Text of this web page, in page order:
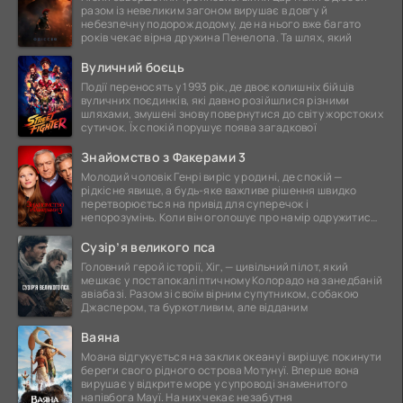
разом із невеликим загоном вирушає в довгу й
небезпечну подорож додому, де на нього вже багато
років чекає вірна дружина Пенелопа. Та шлях, який
Вуличний боєць
Події переносять у 1993 рік, де двоє колишніх бійців
вуличних поєдинків, які давно розійшлися різними
шляхами, змушені знову повернутися до світу жорстоких
сутичок. Їх спокій порушує поява загадкової
Знайомство з Факерами 3
Молодий чоловік Генрі виріс у родині, де спокій —
рідкісне явище, а будь-яке важливе рішення швидко
перетворюється на привід для суперечок і
непорозумінь. Коли він оголошує про намір одружитися,
Сузір’я великого пса
Головний герой історії, Хіг, — цивільний пілот, який
мешкає у постапокаліптичному Колорадо на занедбаній
авіабазі. Разом зі своїм вірним супутником, собакою
Джаспером, та буркотливим, але відданим
Ваяна
Моана відгукується на заклик океану і вирішує покинути
береги свого рідного острова Мотунуї. Вперше вона
вирушає у відкрите море у супроводі знаменитого
напівбога Мауї. На них чекає незабутня